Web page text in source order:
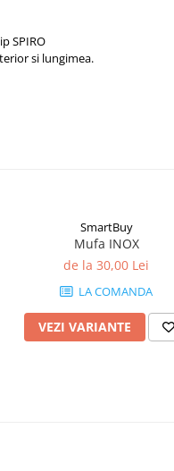
SPIRO
si lungimea.
SmartBuy
Mufa INOX
de la 30,00 Lei
LA COMANDA
VEZI VARIANTE